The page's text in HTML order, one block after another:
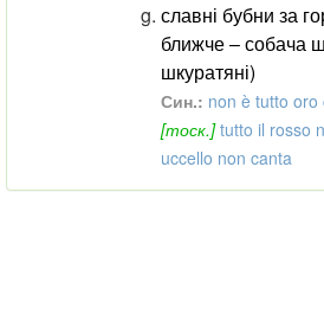
славні бубни за
ближче ‒ собача
шкуратяні)
Син.: non è tutto oro
[тоск.] tutto il rosso
uccello non canta